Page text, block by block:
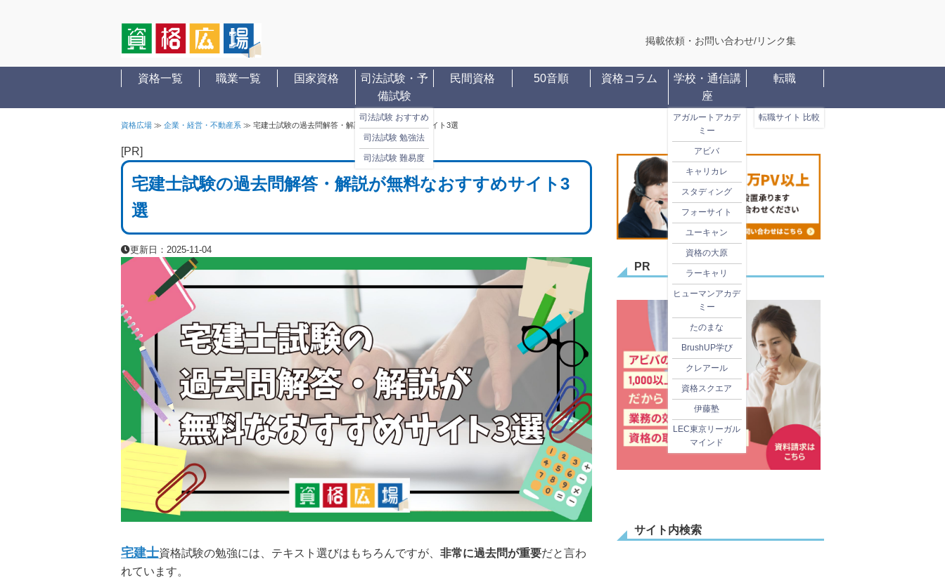
掲載依頼・お問い合わせ/リンク集
資格一覧 職業一覧 国家資格
司法試験・予
備試験
司法試験 おすすめ
司法試験 勉強法
司法試験 難易度
民間資格 50音順 資格コラム
学校・通信講
座
アガルートアカデ
ミー
アビバ
キャリカレ
スタディング
フォーサイト
ユーキャン
資格の大原
ラーキャリ
ヒューマンアカデ
ミー
たのまな
BrushUP学び
クレアール
資格スクエア
伊藤塾
LEC東京リーガル
マインド
転職
転職サイト 比較
資格広場 ≫ 企業・経営・不動産系 ≫ 宅建士試験の過去問解答・解説が無料なおすすめサイト3選
[PR]
宅建士試験の過去問解答・解説が無料なおすすめサイト3
選
更新日：2025-11-04
宅建士資格試験の勉強には、テキスト選びはもちろんですが、 非常に過去問が重要だと言わ
れています。
PR
サイト内検索